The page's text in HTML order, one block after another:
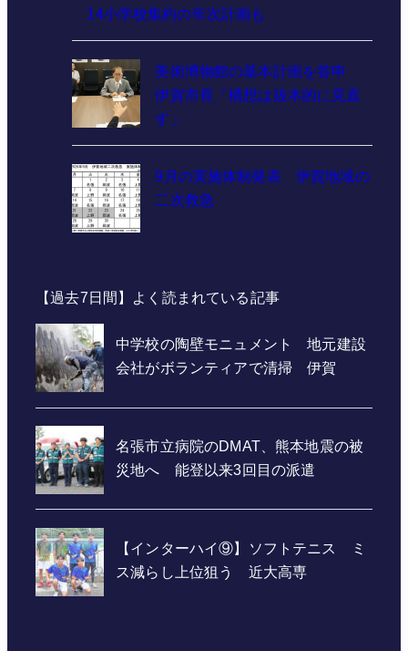
14小学校集約の年次計画も
美術博物館の基本計画を答申
伊賀市長「構想は抜本的に見直
す」
9月の実施体制発表 伊賀地域の
二次救急
【過去7日間】よく読まれている記事